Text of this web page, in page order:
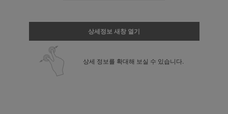
상세정보 새창 열기
상세 정보를 확대해 보실 수 있습니다.